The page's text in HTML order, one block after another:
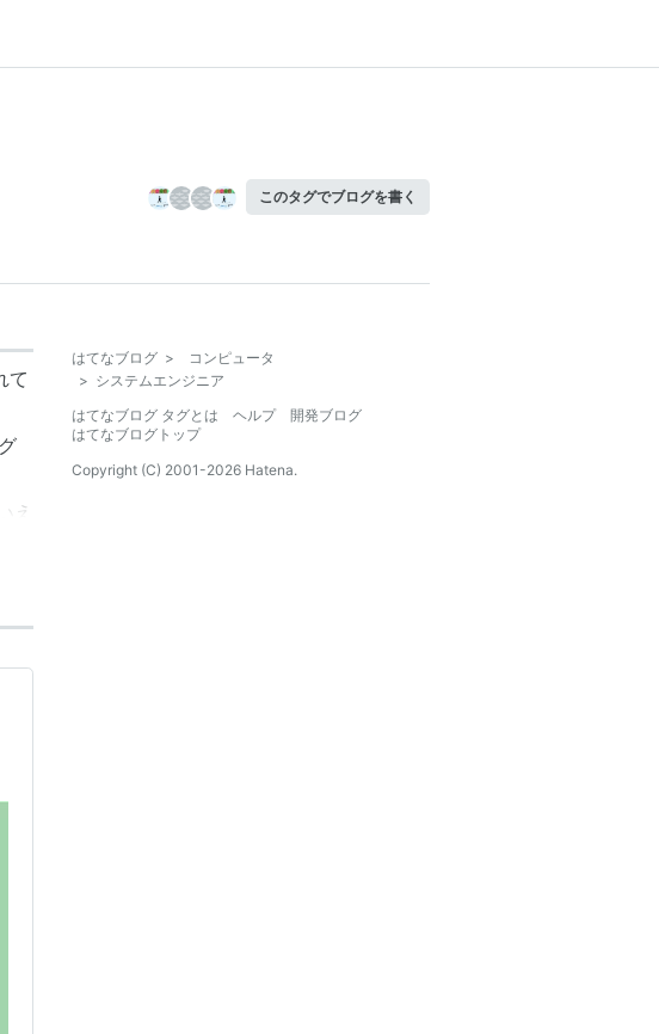
このタグでブログを書く
て
え
はてなブログ >
コンピュータ
> システムエンジニア
はてなブログ タグとは
ヘルプ
開発ブログ
はてなブログトップ
Copyright (C) 2001-2026 Hatena.